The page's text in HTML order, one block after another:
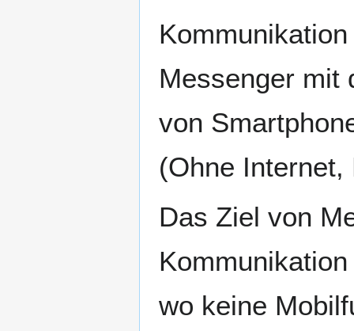
Messenger mit
von
(Ohne
Das Ziel von
wo keine